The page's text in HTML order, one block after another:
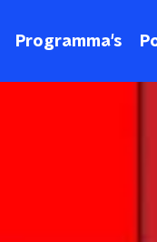
Programma's